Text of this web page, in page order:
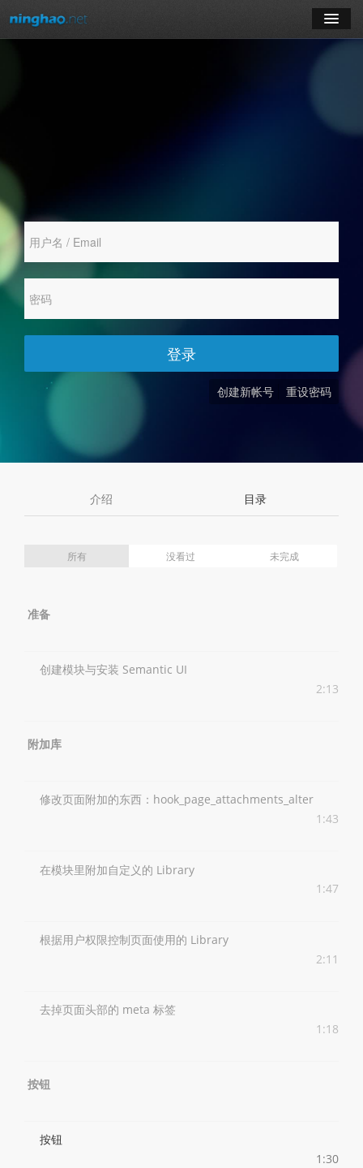
创建新帐号 重设密码
登录
介绍 目录
所有 没看过 未完成
准备
创建模块与安装 Semantic UI
2:13
附加库
修改页面附加的东西：hook_page_attachments_alter
1:43
在模块里附加自定义的 Library
1:47
根据用户权限控制页面使用的 Library
2:11
去掉页面头部的 meta 标签
1:18
按钮
按钮
1:30